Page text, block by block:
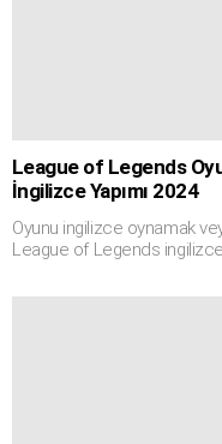
League of Legends
İngilizce Yapımı 2024
Oyunu ingilizce oynamak
League of Legends ingilizce